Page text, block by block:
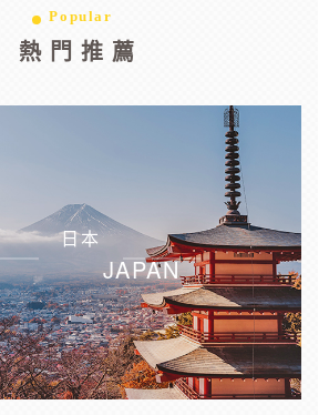
Popular
熱門推薦
JAPAN
日本